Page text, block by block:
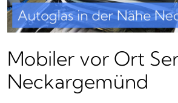
Mobiler vor Ort
Neckargemünd